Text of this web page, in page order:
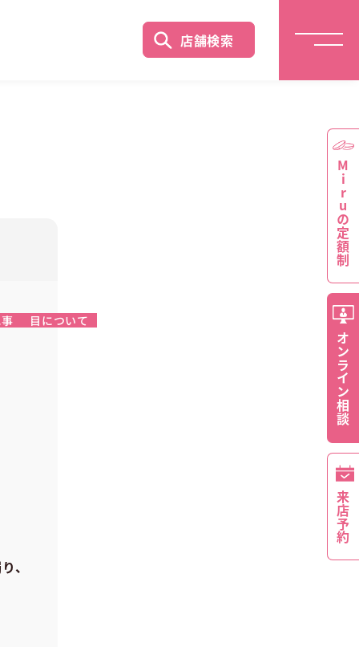
店舗検索
目について
、
Miruの定額制
オンライン相談
来店予約